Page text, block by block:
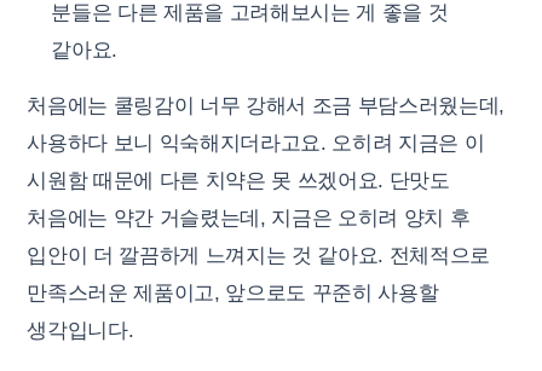
분들은 다른 제품을 고려해보시는 게 좋을 것
같아요.
처음에는 쿨링감이 너무 강해서 조금 부담스러웠는데,
사용하다 보니 익숙해지더라고요. 오히려 지금은 이
시원함 때문에 다른 치약은 못 쓰겠어요. 단맛도
처음에는 약간 거슬렸는데, 지금은 오히려 양치 후
입안이 더 깔끔하게 느껴지는 것 같아요. 전체적으로
만족스러운 제품이고, 앞으로도 꾸준히 사용할
생각입니다.